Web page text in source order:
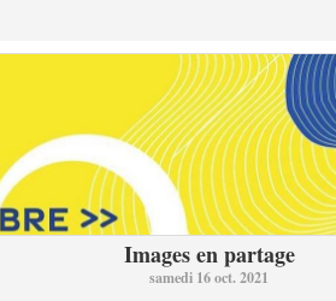
Images en partage
samedi 16 oct. 2021